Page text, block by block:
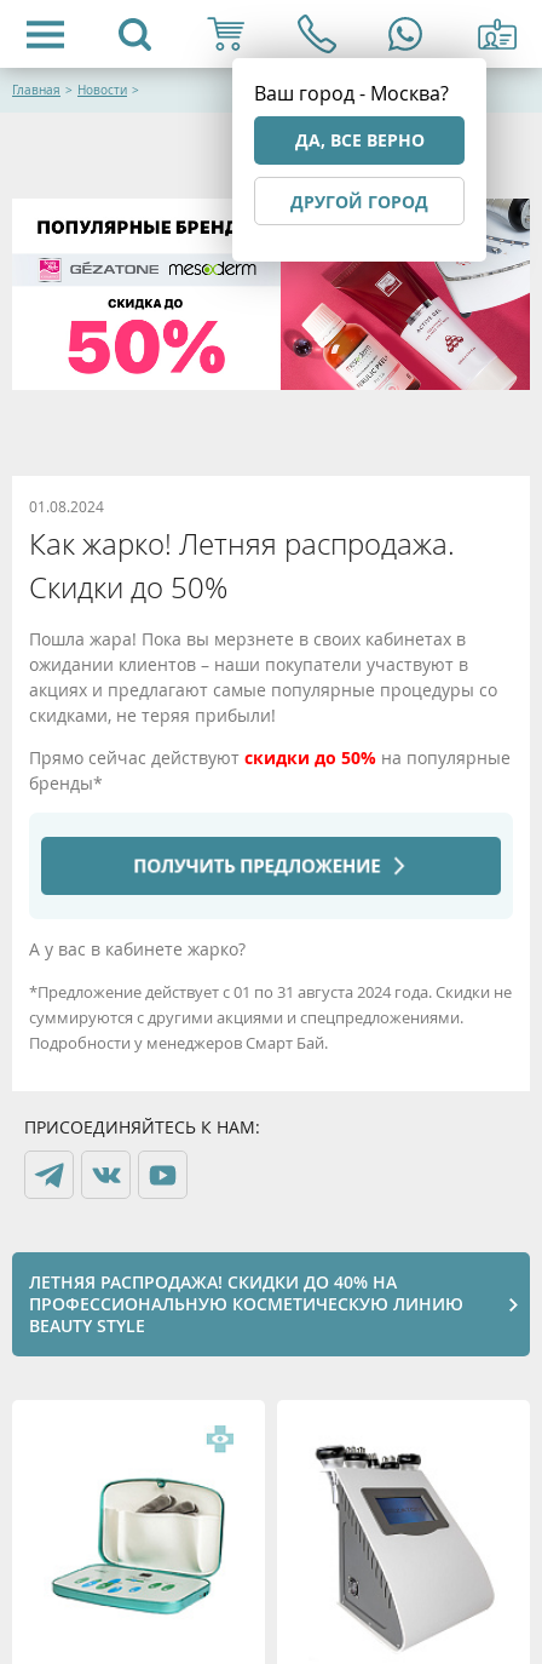
Ваш город - Москва?
ДА, ВСЕ ВЕРНО
ДРУГОЙ ГОРОД
Главная > Новости >
01.08.2024
Как жарко! Летняя распродажа.
Скидки до 50%
Пошла жара! Пока вы мерзнете в своих кабинетах в
ожидании клиентов – наши покупатели участвуют в
акциях и предлагают самые популярные процедуры со
скидками, не теряя прибыли!
Прямо сейчас действуют скидки до 50% на популярные
бренды*
А у вас в кабинете жарко?
*Предложение действует с 01 по 31 августа 2024 года. Скидки не
суммируются с другими акциями и спецпредложениями.
Подробности у менеджеров Смарт Бай.
ПРИСОЕДИНЯЙТЕСЬ К НАМ:
ЛЕТНЯЯ РАСПРОДАЖА! СКИДКИ ДО 40% НА
ПРОФЕССИОНАЛЬНУЮ КОСМЕТИЧЕСКУЮ ЛИНИЮ
BEAUTY STYLE